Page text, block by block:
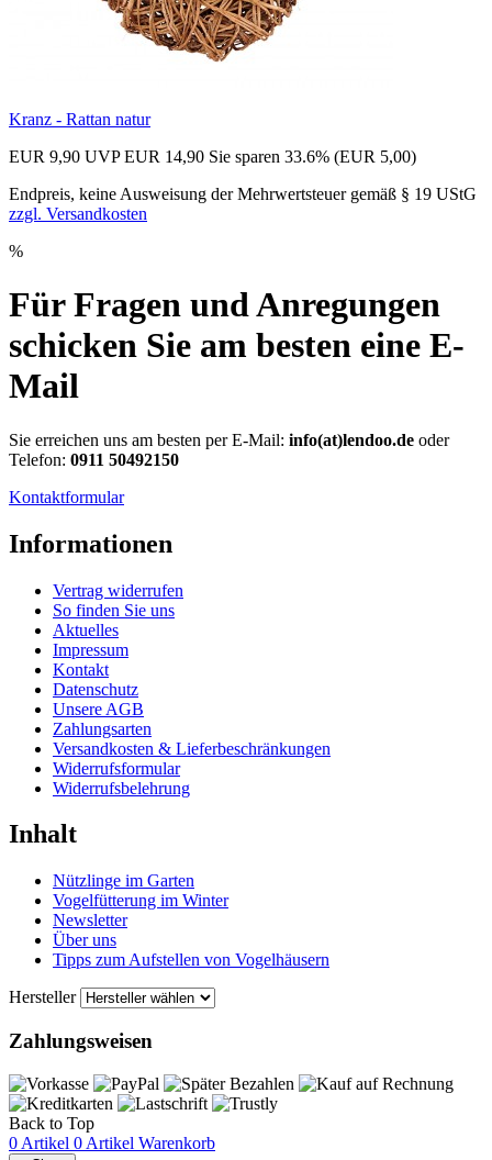
Kranz - Rattan natur
EUR 9,90 UVP EUR 14,90 Sie sparen 33.6% (EUR 5,00)
Endpreis, keine Ausweisung der Mehrwertsteuer gemäß § 19 UStG
zzgl. Versandkosten
%
Für Fragen und Anregungen
schicken Sie am besten eine E-
Mail
Sie erreichen uns am besten per E-Mail: info(at)lendoo.de oder
Telefon: 0911 50492150
Kontaktformular
Informationen
Vertrag widerrufen
So finden Sie uns
Aktuelles
Impressum
Kontakt
Datenschutz
Unsere AGB
Zahlungsarten
Versandkosten & Lieferbeschränkungen
Widerrufsformular
Widerrufsbelehrung
Inhalt
Nützlinge im Garten
Vogelfütterung im Winter
Newsletter
Über uns
Tipps zum Aufstellen von Vogelhäusern
Hersteller
Zahlungsweisen
Back to Top
0 Artikel 0 Artikel Warenkorb